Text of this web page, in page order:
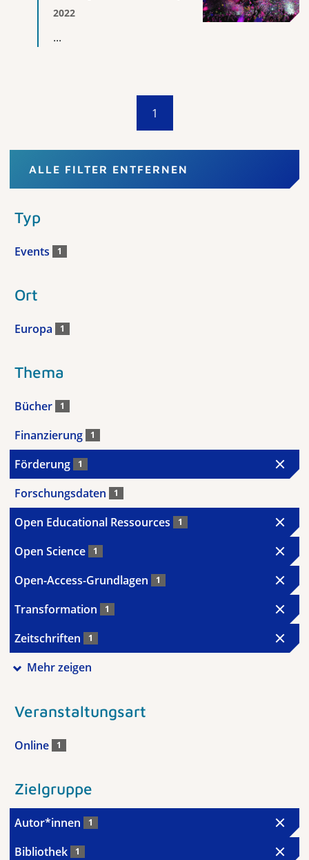
2022
...
1
ALLE FILTER ENTFERNEN
Typ
Events 1
Ort
Europa 1
Thema
Bücher 1
Finanzierung 1
Förderung 1
Forschungsdaten 1
Open Educational Ressources 1
Open Science 1
Open-Access-Grundlagen 1
Transformation 1
Zeitschriften 1
Mehr zeigen
Veranstaltungsart
Online 1
Zielgruppe
Autor*innen 1
Bibliothek 1